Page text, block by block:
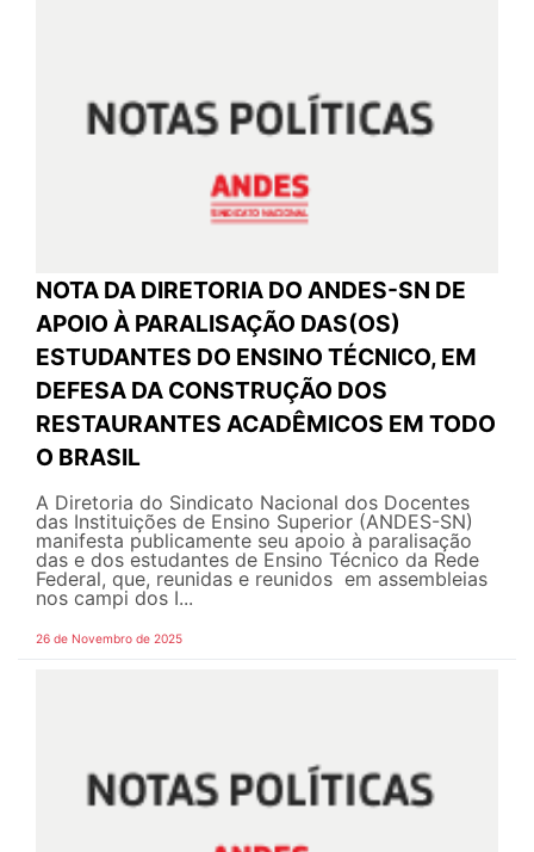
NOTA DA DIRETORIA DO ANDES-SN DE
APOIO À PARALISAÇÃO DAS(OS)
ESTUDANTES DO ENSINO TÉCNICO, EM
DEFESA DA CONSTRUÇÃO DOS
RESTAURANTES ACADÊMICOS EM TODO
O BRASIL
A Diretoria do Sindicato Nacional dos Docentes
das Instituições de Ensino Superior (ANDES-SN)
manifesta publicamente seu apoio à paralisação
das e dos estudantes de Ensino Técnico da Rede
Federal, que, reunidas e reunidos em assembleias
nos campi dos I...
26 de Novembro de 2025